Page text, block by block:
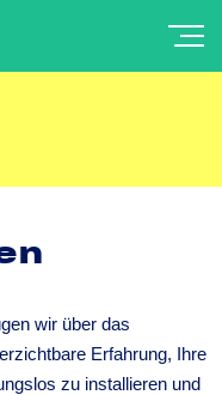
wir über das
Erfahrung, Ihre
zu installieren und